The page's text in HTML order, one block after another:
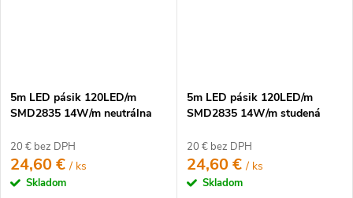
5m LED pásik 120LED/m
SMD2835 14W/m neutrálna
20 € bez DPH
24,60 €/ ks
Skladom
5m LED pásik 120LED/m
SMD2835 14W/m studená
20 € bez DPH
24,60 €/ ks
Skladom